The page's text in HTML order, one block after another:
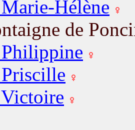
Hélène
de